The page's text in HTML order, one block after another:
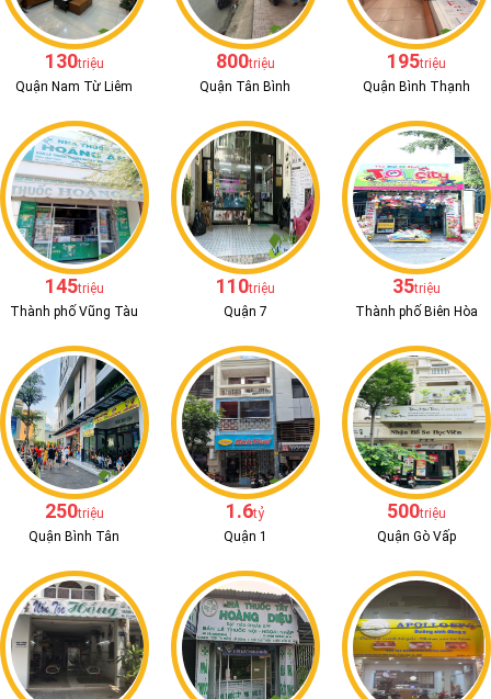
130triệu
Quận Nam Từ Liêm
800triệu
Quận Tân Bình
195triệu
Quận Bình Thạnh
145triệu
Thành phố Vũng Tàu
110triệu
Quận 7
35triệu
Thành phố Biên Hòa
250triệu
Quận Bình Tân
1.6tỷ
Quận 1
500triệu
Quận Gò Vấp